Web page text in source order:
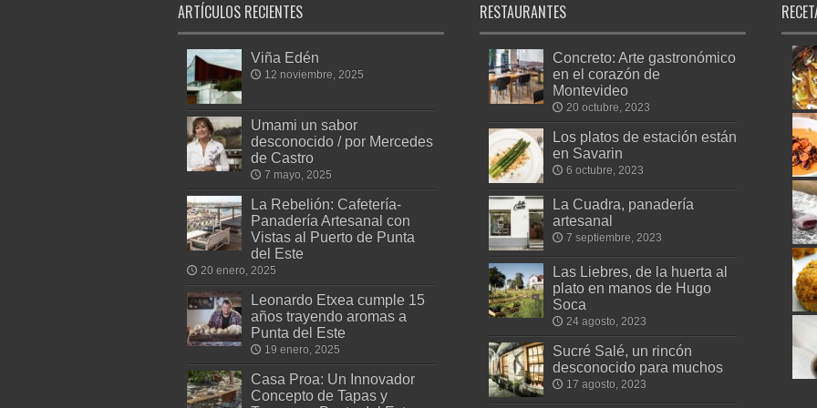
ARTÍCULOS RECIENTES
Viña Edén
12 noviembre, 2025
Umami un sabor
desconocido / por Mercedes
de Castro
7 mayo, 2025
La Rebelión: Cafetería-
Panadería Artesanal con
Vistas al Puerto de Punta
del Este
20 enero, 2025
Leonardo Etxea cumple 15
años trayendo aromas a
Punta del Este
19 enero, 2025
Casa Proa: Un Innovador
Concepto de Tapas y
RESTAURANTES
Concreto: Arte gastronómico
en el corazón de
Montevideo
20 octubre, 2023
Los platos de estación están
en Savarin
6 octubre, 2023
La Cuadra, panadería
artesanal
7 septiembre, 2023
Las Liebres, de la huerta al
plato en manos de Hugo
Soca
24 agosto, 2023
Sucré Salé, un rincón
desconocido para muchos
17 agosto, 2023